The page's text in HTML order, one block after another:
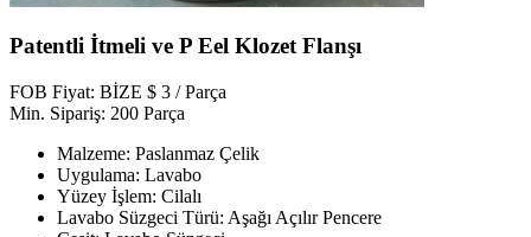
Patentli İtmeli ve P Eel Klozet Flanşı
FOB Fiyat: BİZE $ 3 / Parça
Min. Sipariş: 200 Parça
Malzeme: Paslanmaz Çelik
Uygulama: Lavabo
Yüzey İşlem: Cilalı
Lavabo Süzgeci Türü: Aşağı Açılır Pencere